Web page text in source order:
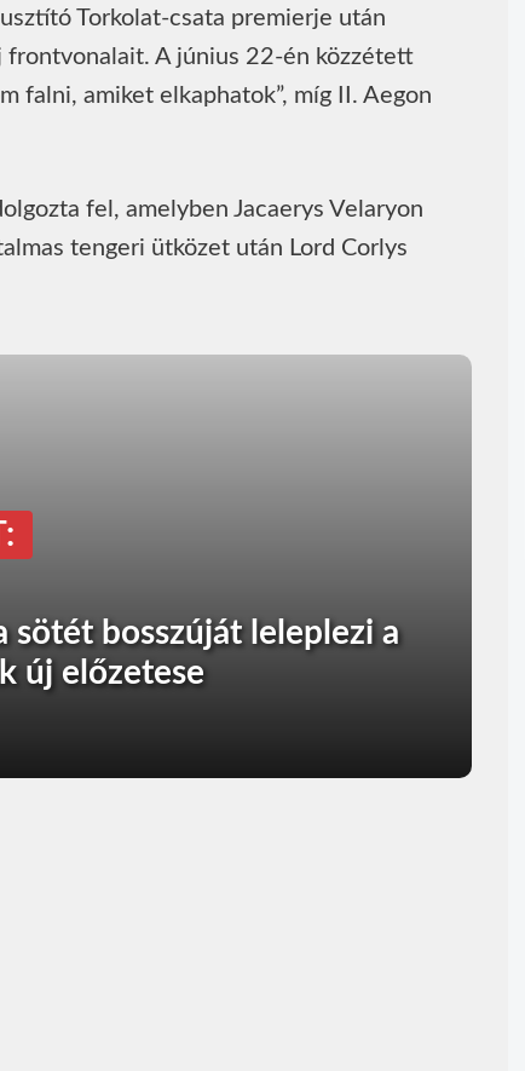
Torkolat-csata premierje után
frontvonalait. A június 22-én közzétett
falni, amiket elkaphatok”, míg II. Aegon
fel, amelyben Jacaerys Velaryon
tengeri ütközet után Lord Corlys
sötét bosszúját leleplezi a
új előzetese